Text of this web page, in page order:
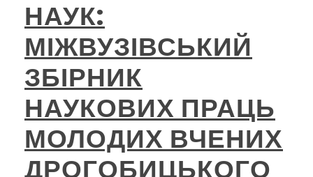
НАУК:
МІЖВУЗІВСЬКИЙ
ЗБІРНИК
НАУКОВИХ ПРАЦЬ
МОЛОДИХ ВЧЕНИХ
ДРОГОБИЦЬКОГО